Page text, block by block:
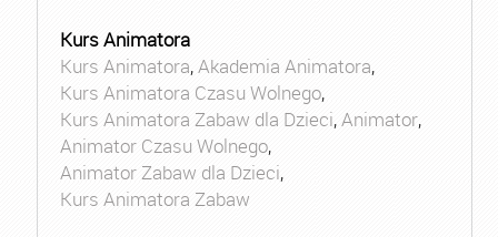
Kurs Animatora
Kurs Animatora,Akademia Animatora,
Kurs Animatora Czasu Wolnego,
Kurs Animatora Zabaw dla Dzieci,Animator,
Animator Czasu Wolnego,
Animator Zabaw dla Dzieci,
Kurs Animatora Zabaw